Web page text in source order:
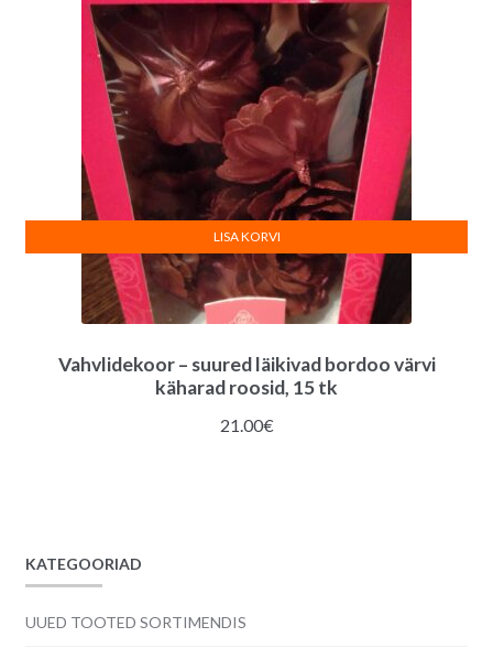
Vahvlidekoor – suured läikivad bordoo värvi
käharad roosid, 15 tk
21.00€
LISA KORVI
KATEGOORIAD
UUED TOOTED SORTIMENDIS